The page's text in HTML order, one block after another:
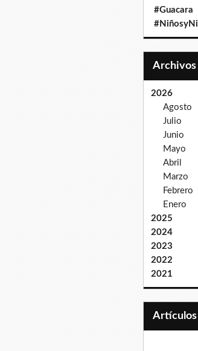
#Guacara
Archivos
2026
Agosto
Julio
Junio
Mayo
Abril
Marzo
Febrero
Enero
2025
2024
2023
2022
2021